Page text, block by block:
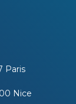
Paris
Nice